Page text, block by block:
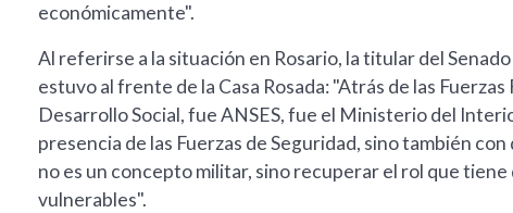
económicamente".
Al referirse a la situación en Rosario, la titular del
estuvo al frente de la Casa Rosada: "Atrás de las
Desarrollo Social, fue ANSES, fue el Ministerio del
presencia de las Fuerzas de Seguridad, sino también
no es un concepto militar, sino recuperar el rol que
vulnerables".